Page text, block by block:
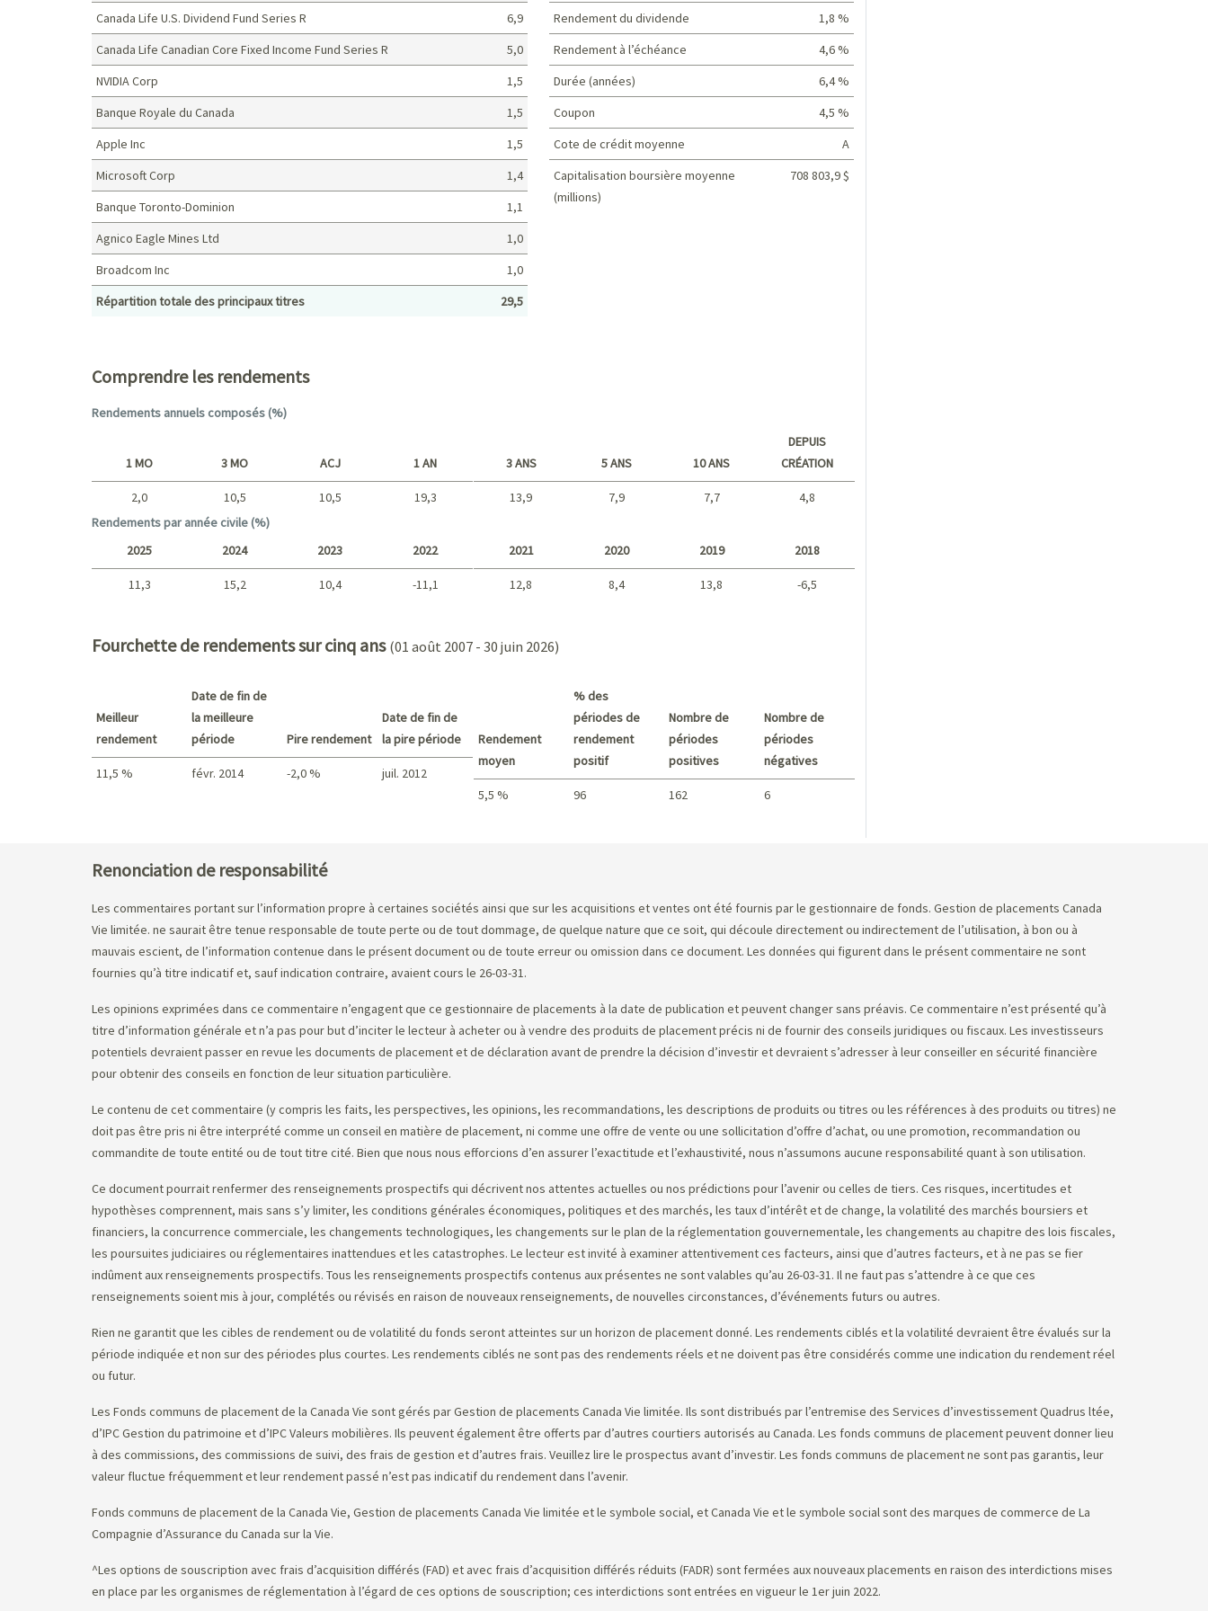
Canada Life U.S. Dividend Fund Series R
6,9
Canada Life Canadian Core Fixed Income Fund Series R
5,0
NVIDIA Corp
1,5
Banque Royale du Canada
1,5
Apple Inc
1,5
Microsoft Corp
1,4
Banque Toronto-Dominion
1,1
Agnico Eagle Mines Ltd
1,0
Broadcom Inc
1,0
Répartition totale des principaux titres
29,5
Rendement du dividende
1,8 %
Rendement à l’échéance
4,6 %
Durée (années)
6,4 %
Coupon
4,5 %
Cote de crédit moyenne
A
Capitalisation boursière moyenne
(millions)
708 803,9 $
Comprendre les rendements
Rendements annuels composés (%)
Court terme
1 MO 3 MO ACJ 1 AN
2,0 10,5 10,5 19,3
3 ANS 5 ANS 10 ANS
DEPUIS
CRÉATION
13,9 7,9 7,7
4,8
Rendements par année civile (%)
2025 2024 2023 2022
11,3 15,2 10,4 -11,1
2021 2020 2019 2018
12,8 8,4 13,8 -6,5
Fourchette de rendements sur cinq ans (01 août 2007 - 30 juin 2026)
Meilleur
rendement
Date de fin de
la meilleure
période
Pire rendement
Date de fin de
la pire période
11,5 % févr. 2014 -2,0 % juil. 2012
Rendement
moyen
% des
périodes de
rendement
positif
Nombre de
périodes
positives
Nombre de
périodes
négatives
5,5 % 96 162 6
Renonciation de responsabilité
Les commentaires portant sur l’information propre à certaines sociétés ainsi que sur les acquisitions et ventes ont été fournis par le gestionnaire de fonds. Gestion de placements Canada
Vie limitée. ne saurait être tenue responsable de toute perte ou de tout dommage, de quelque nature que ce soit, qui découle directement ou indirectement de l’utilisation, à bon ou à
mauvais escient, de l’information contenue dans le présent document ou de toute erreur ou omission dans ce document. Les données qui figurent dans le présent commentaire ne sont
fournies qu’à titre indicatif et, sauf indication contraire, avaient cours le 26-03-31.
Les opinions exprimées dans ce commentaire n’engagent que ce gestionnaire de placements à la date de publication et peuvent changer sans préavis. Ce commentaire n’est présenté qu’à
titre d’information générale et n’a pas pour but d’inciter le lecteur à acheter ou à vendre des produits de placement précis ni de fournir des conseils juridiques ou fiscaux. Les investisseurs
potentiels devraient passer en revue les documents de placement et de déclaration avant de prendre la décision d’investir et devraient s’adresser à leur conseiller en sécurité financière
pour obtenir des conseils en fonction de leur situation particulière.
Le contenu de cet commentaire (y compris les faits, les perspectives, les opinions, les recommandations, les descriptions de produits ou titres ou les références à des produits ou titres) ne
doit pas être pris ni être interprété comme un conseil en matière de placement, ni comme une offre de vente ou une sollicitation d’offre d’achat, ou une promotion, recommandation ou
commandite de toute entité ou de tout titre cité. Bien que nous nous efforcions d’en assurer l’exactitude et l’exhaustivité, nous n’assumons aucune responsabilité quant à son utilisation.
Ce document pourrait renfermer des renseignements prospectifs qui décrivent nos attentes actuelles ou nos prédictions pour l’avenir ou celles de tiers. Ces risques, incertitudes et
hypothèses comprennent, mais sans s’y limiter, les conditions générales économiques, politiques et des marchés, les taux d’intérêt et de change, la volatilité des marchés boursiers et
financiers, la concurrence commerciale, les changements technologiques, les changements sur le plan de la réglementation gouvernementale, les changements au chapitre des lois fiscales,
les poursuites judiciaires ou réglementaires inattendues et les catastrophes. Le lecteur est invité à examiner attentivement ces facteurs, ainsi que d’autres facteurs, et à ne pas se fier
indûment aux renseignements prospectifs. Tous les renseignements prospectifs contenus aux présentes ne sont valables qu’au 26-03-31. Il ne faut pas s’attendre à ce que ces
renseignements soient mis à jour, complétés ou révisés en raison de nouveaux renseignements, de nouvelles circonstances, d’événements futurs ou autres.
Rien ne garantit que les cibles de rendement ou de volatilité du fonds seront atteintes sur un horizon de placement donné. Les rendements ciblés et la volatilité devraient être évalués sur la
période indiquée et non sur des périodes plus courtes. Les rendements ciblés ne sont pas des rendements réels et ne doivent pas être considérés comme une indication du rendement réel
ou futur.
Les Fonds communs de placement de la Canada Vie sont gérés par Gestion de placements Canada Vie limitée. Ils sont distribués par l’entremise des Services d’investissement Quadrus ltée,
d’IPC Gestion du patrimoine et d’IPC Valeurs mobilières. Ils peuvent également être offerts par d’autres courtiers autorisés au Canada. Les fonds communs de placement peuvent donner lieu
à des commissions, des commissions de suivi, des frais de gestion et d’autres frais. Veuillez lire le prospectus avant d’investir. Les fonds communs de placement ne sont pas garantis, leur
valeur fluctue fréquemment et leur rendement passé n’est pas indicatif du rendement dans l’avenir.
Fonds communs de placement de la Canada Vie, Gestion de placements Canada Vie limitée et le symbole social, et Canada Vie et le symbole social sont des marques de commerce de La
Compagnie d’Assurance du Canada sur la Vie.
^Les options de souscription avec frais d’acquisition différés (FAD) et avec frais d’acquisition différés réduits (FADR) sont fermées aux nouveaux placements en raison des interdictions mises
en place par les organismes de réglementation à l’égard de ces options de souscription; ces interdictions sont entrées en vigueur le 1er juin 2022.